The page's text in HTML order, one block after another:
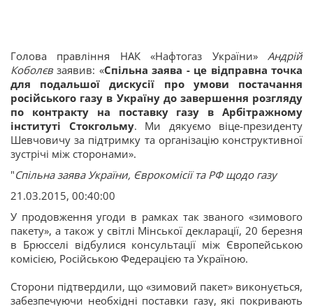
Голова правління НАК «Нафтогаз України» Андрій
Коболєвзаявив: «Спільна заява - це відправна точка
для подальшої дискусії про умови постачання
російського газу в Україну до завершення розгляду
по контракту на поставку газу в Арбітражному
інституті Стокгольму. Ми дякуємо віце-президенту
Шевчовичу за підтримку та організацію конструктивної
зустрічі між сторонами».
"Спільна заява України, Єврокомісії та РФ щодо газу
21.03.2015, 00:40:00
У продовження угоди в рамках так званого «зимового
пакету», а також у світлі Мінської декларації, 20 березня
в Брюсселі відбулися консультації між Європейською
комісією, Російською Федерацією та Україною.
Сторони підтвердили, що «зимовий пакет» виконується,
забезпечуючи необхідні поставки газу, які покривають